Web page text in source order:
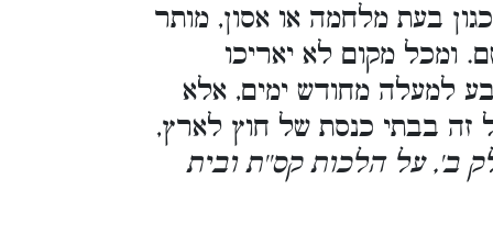
בעת מלחמה או אסון, מותר
ומכל מקום לא יאריכו
למעלה מחודש ימים, אלא
זה בבתי כנסת של חוץ לארץ,
ב', על הלכות קס''ת ובית